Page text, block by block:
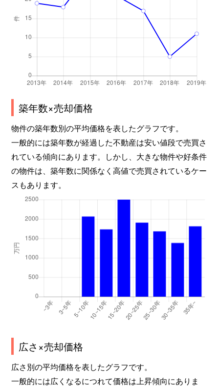
築年数×売却価格
物件の築年数別の平均価格を表したグラフです。
一般的には築年数が経過した不動産は安い値段で売買さ
れている傾向にあります。しかし、大きな物件や好条件
の物件は、築年数に関係なく高値で売買されているケー
スもあります。
広さ×売却価格
広さ別の平均価格を表したグラフです。
一般的には広くなるにつれて価格は上昇傾向にありま